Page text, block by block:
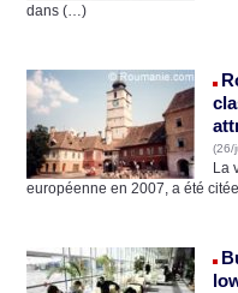
dans (…)
(26/
La
européenne en 2007, a été